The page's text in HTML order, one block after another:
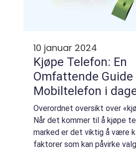
10 januar 2024
Kjøpe Telefon: En
Omfattende Guide
Mobiltelefon i
marked
Overordnet oversikt over
Når det kommer til å kjøpe
marked er det viktig å være
faktorer som kan påvirke